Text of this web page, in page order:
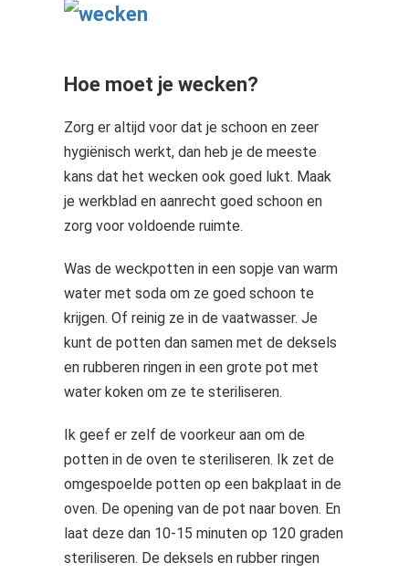
Hoe moet je wecken?
Zorg er altijd voor dat je schoon en zeer
hygiënisch werkt, dan heb je de meeste
kans dat het wecken ook goed lukt. Maak
je werkblad en aanrecht goed schoon en
zorg voor voldoende ruimte.
Was de weckpotten in een sopje van warm
water met soda om ze goed schoon te
krijgen. Of reinig ze in de vaatwasser. Je
kunt de potten dan samen met de deksels
en rubberen ringen in een grote pot met
water koken om ze te steriliseren.
Ik geef er zelf de voorkeur aan om de
potten in de oven te steriliseren. Ik zet de
omgespoelde potten op een bakplaat in de
oven. De opening van de pot naar boven. En
laat deze dan 10-15 minuten op 120 graden
steriliseren. De deksels en rubber ringen